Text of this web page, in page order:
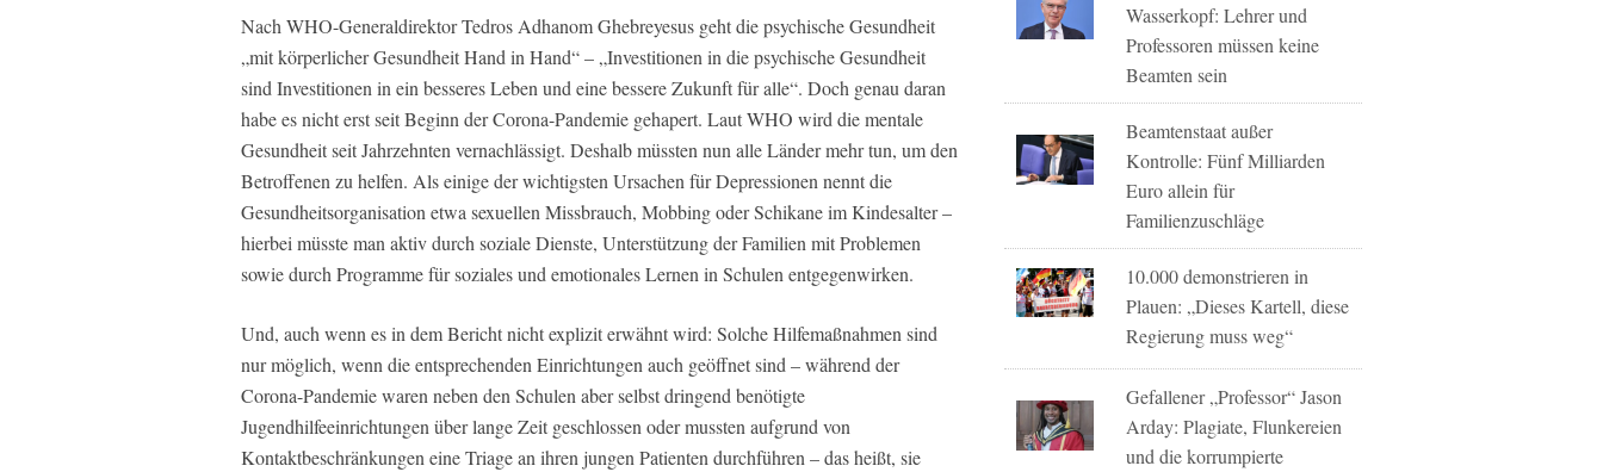
Nach WHO-Generaldirektor Tedros Adhanom Ghebreyesus geht die psychische Gesundheit
„mit körperlicher Gesundheit Hand in Hand“ – „Investitionen in die psychische Gesundheit
sind Investitionen in ein besseres Leben und eine bessere Zukunft für alle“. Doch genau daran
habe es nicht erst seit Beginn der Corona-Pandemie gehapert. Laut WHO wird die mentale
Gesundheit seit Jahrzehnten vernachlässigt. Deshalb müssten nun alle Länder mehr tun, um den
Betroffenen zu helfen. Als einige der wichtigsten Ursachen für Depressionen nennt die
Gesundheitsorganisation etwa sexuellen Missbrauch, Mobbing oder Schikane im Kindesalter –
hierbei müsste man aktiv durch soziale Dienste, Unterstützung der Familien mit Problemen
sowie durch Programme für soziales und emotionales Lernen in Schulen entgegenwirken.
Und, auch wenn es in dem Bericht nicht explizit erwähnt wird: Solche Hilfemaßnahmen sind
nur möglich, wenn die entsprechenden Einrichtungen auch geöffnet sind – während der
Corona-Pandemie waren neben den Schulen aber selbst dringend benötigte
Jugendhilfeeinrichtungen über lange Zeit geschlossen oder mussten aufgrund von
Kontaktbeschränkungen eine Triage an ihren jungen Patienten durchführen – das heißt, sie
Wasserkopf: Lehrer und
Professoren müssen keine
Beamten sein
Beamtenstaat außer
Kontrolle: Fünf Milliarden
Euro allein für
Familienzuschläge
10.000 demonstrieren in
Plauen: „Dieses Kartell, diese
Regierung muss weg“
Gefallener „Professor“ Jason
Arday: Plagiate, Flunkereien
und die korrumpierte